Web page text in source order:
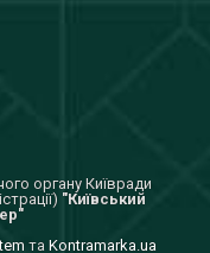
органу Київради
"Київський
та Kontramarka.ua